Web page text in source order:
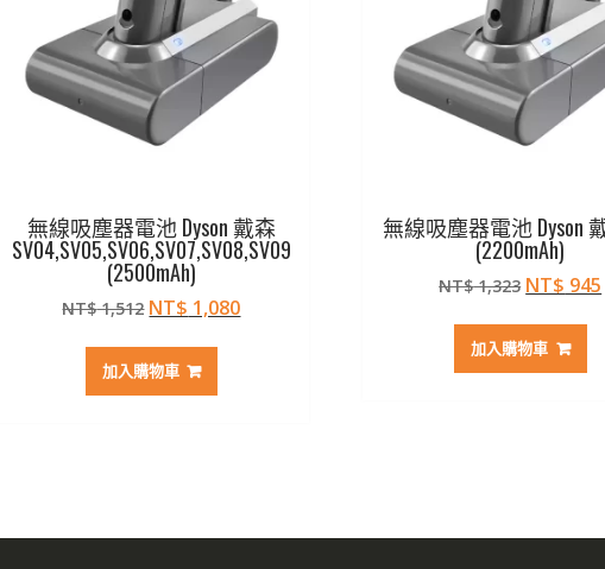
無線吸塵器電池 Dyson 戴森
SV04,SV05,SV06,SV07,SV08,SV09
(2500mAh)
NT$1,512 原
價
格：
NT$ 1,080目
加入購物車
無線吸塵器電池 Dyson
(2200mAh)
NT$1,323 原
價
格：
NT$ 945
加入購物車